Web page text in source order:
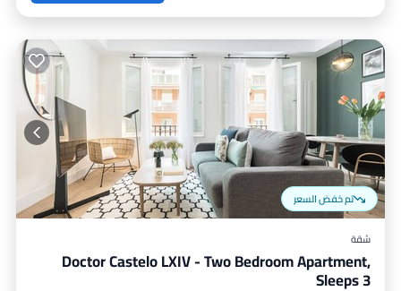
تم خفض السعر
شقة
Doctor Castelo LXIV - Two Bedroom Apartment,
Sleeps 3